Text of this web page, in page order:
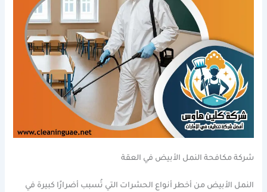
شركة مكافحة النمل الأبيض في العقة
النمل الأبيض من أخطر أنواع الحشرات التي تُسبب أضرارًا كبيرة في